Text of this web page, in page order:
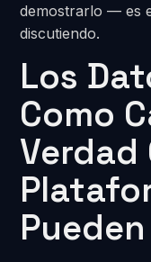
demostrarlo — es
discutiendo.
Los
Como
Verdad